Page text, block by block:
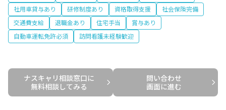
社用車貸与あり
研修制度あり 資格取得支援
社会保険完備
交通費支給
退職金あり 住宅手当
賞与あり
自動車運転免許必須
訪問看護未経験歓迎
ナスキャリ相談窓口に
無料相談してみる
問い合わせ
画面に進む